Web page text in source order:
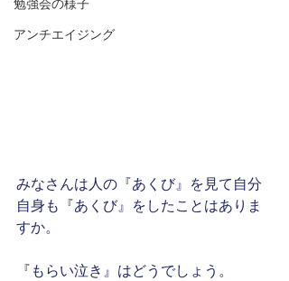
勉強会の様子
アンチエイジング
みなさんは人の『あくび』を見て自分
自身も『あくび』をしたことはありま
すか。
『もらい泣き』はどうでしょう。